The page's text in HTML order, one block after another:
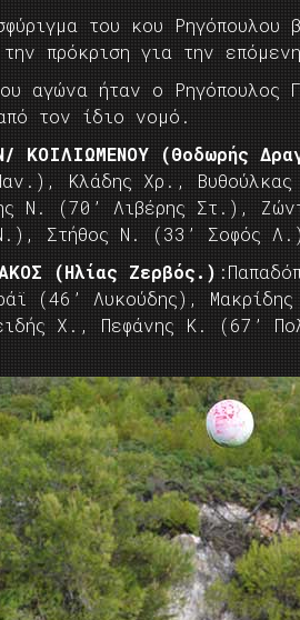
του κου Ρηγόπουλου
πρόκριση για την
αγώνα ήταν ο
τον ίδιο νομό.
ΚΟΙΛΙΩΜΕΝΟΥ (Θοδωρής
Κλάδης Χρ.,
Ν. (70’ Λιβέρης Στ.),
Ν.), Στήθος Ν. (33’ Σοφός Λ.)
(Ηλίας Ζερβός.)
(46’ Λυκούδης),
Χ., Πεφάνης Κ. (67’